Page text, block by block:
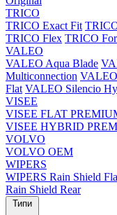
TRICO
TRICO Exact Fit
TRICO Flex TRICO
VALEO
VALEO Aqua Blade
Multiconnection
Flat VALEO Silencio
VISEE
VISEE FLAT
VISEE HYBRID
VOLVO
VOLVO OEM
WIPERS
WIPERS Rain Shield
Rain Shield Rear
Типи